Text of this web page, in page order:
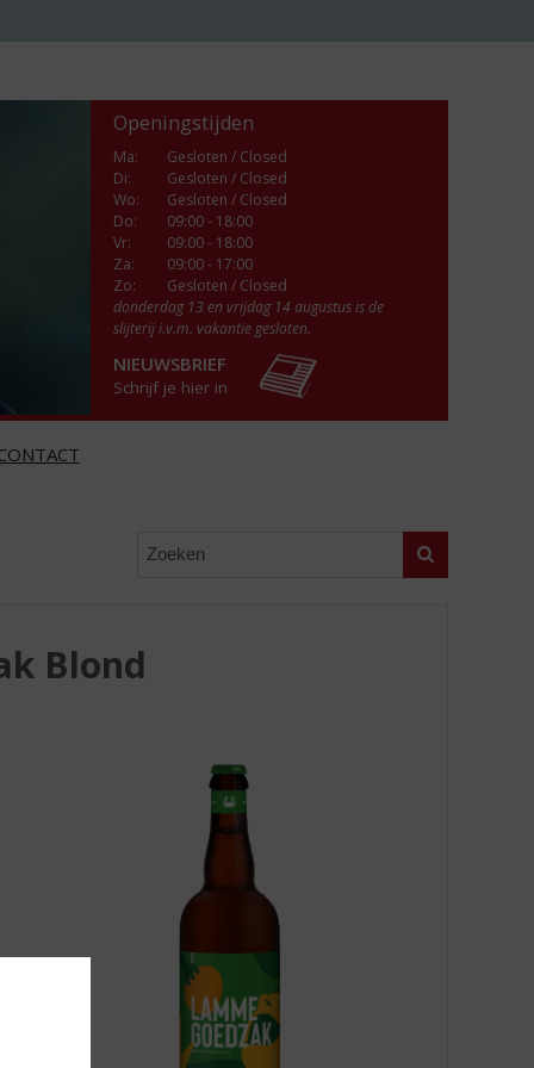
Openingstijden
Ma:
Gesloten / Closed
Di:
Gesloten / Closed
Wo:
Gesloten / Closed
Do:
09:00 - 18:00
Vr:
09:00 - 18:00
Za:
09:00 - 17:00
Zo:
Gesloten / Closed
donderdag 13 en vrijdag 14 augustus is de
slijterij i.v.m. vakantie gesloten.
NIEUWSBRIEF
Schrijf je hier in
Zoeken
Blond